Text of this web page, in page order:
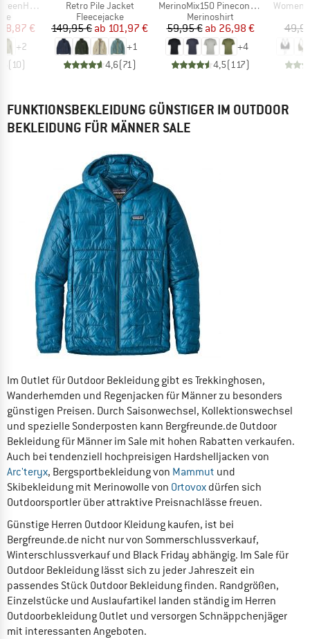
Hoody
Preis
68,87 €
+2
( 10)
Artikel
Retro Pile Jacket
Produktgruppe
Fleecejacke
Preis
149,95 € reduzierter Preis
ab 101,97 €
+1
4,6(71)
Artikel
MerinoMix150 PineconeHe. II T-Shirt
Produktgruppe
Merinoshirt
Preis
59,95 € reduzierter Preis
ab 26,98 €
+4
4,5( 117)
Artikel
FUNKTIONSBEKLEIDUNG GÜNSTIGER IM OUTDOOR
BEKLEIDUNG FÜR MÄNNER SALE
Im Outlet für Outdoor Bekleidung gibt es Trekkinghosen,
Wanderhemden und Regenjacken für Männer zu besonders
günstigen Preisen. Durch Saisonwechsel, Kollektionswechsel
und spezielle Sonderposten kann Bergfreunde.de Outdoor
Bekleidung für Männer im Sale mit hohen Rabatten verkaufen.
Auch bei tendenziell hochpreisigen Hardshelljacken von
Arc'teryx, Bergsportbekleidung von Mammut und
Skibekleidung mit Merinowolle von Ortovox dürfen sich
Outdoorsportler über attraktive Preisnachlässe freuen.
Günstige Herren Outdoor Kleidung kaufen, ist bei
Bergfreunde.de nicht nur von Sommerschlussverkauf,
Winterschlussverkauf und Black Friday abhängig. Im Sale für
Outdoor Bekleidung lässt sich zu jeder Jahreszeit ein
passendes Stück Outdoor Bekleidung finden. Randgrößen,
Einzelstücke und Auslaufartikel landen ständig im Herren
Outdoorbekleidung Outlet und versorgen Schnäppchenjäger
mit interessanten Angeboten.